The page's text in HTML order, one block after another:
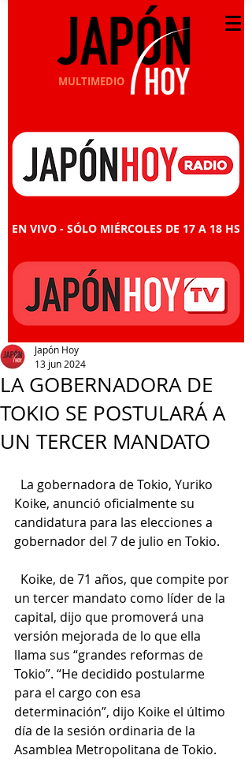
MULTIMEDIO
EN VIVO - SÓLO MIÉRCOLES DE 17 A 18 HS
LA GOBERNADORA DE
TOKIO SE POSTULARÁ A
UN TERCER MANDATO
Japón Hoy
13 jun 2024
La gobernadora de Tokio, Yuriko
Koike, anunció oficialmente su
candidatura para las elecciones a
gobernador del 7 de julio en Tokio.
Koike, de 71 años, que compite por
un tercer mandato como líder de la
capital, dijo que promoverá una
versión mejorada de lo que ella
llama sus “grandes reformas de
Tokio”. “He decidido postularme
para el cargo con esa
determinación”, dijo Koike el último
día de la sesión ordinaria de la
Asamblea Metropolitana de Tokio.